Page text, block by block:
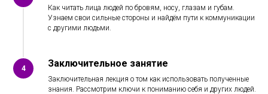
Как читать лица людей по бровям, носу, глазам и губам.
Узнаем свои сильные стороны и найдём пути к коммуникации
с другими людьми.
4 Заключительное занятие
Заключительная лекция о том как использовать полученные
знания. Рассмотрим ключи к пониманию себя и других людей.